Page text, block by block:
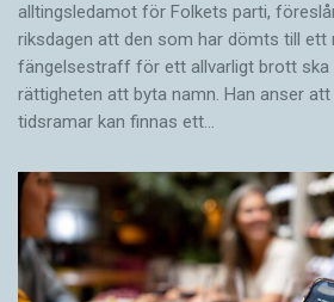
alltingsledamot för Folkets parti,
riksdagen att den som har dömts till ett
fängelsestraff för ett allvarligt brott ska
rättigheten att byta namn. Han anser
tidsramar kan finnas ett…